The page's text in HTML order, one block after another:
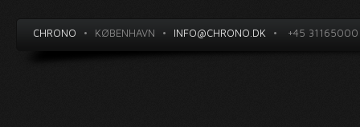
CHRONO • KØBENHAVN • INFO@CHRONO.DK • +45 31165000